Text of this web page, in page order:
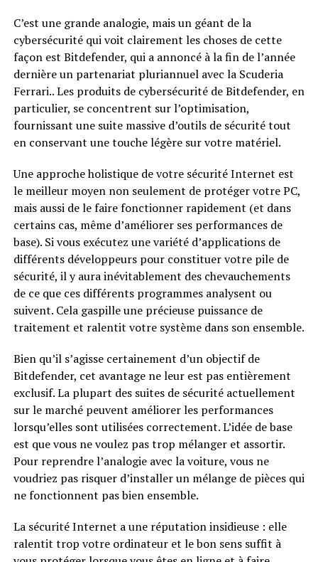
C’est une grande analogie, mais un géant de la
cybersécurité qui voit clairement les choses de cette
façon est Bitdefender, qui a annoncé à la fin de l’année
dernière un partenariat pluriannuel avec la Scuderia
Ferrari.. Les produits de cybersécurité de Bitdefender, en
particulier, se concentrent sur l’optimisation,
fournissant une suite massive d’outils de sécurité tout
en conservant une touche légère sur votre matériel.
Une approche holistique de votre sécurité Internet est
le meilleur moyen non seulement de protéger votre PC,
mais aussi de le faire fonctionner rapidement (et dans
certains cas, même d’améliorer ses performances de
base). Si vous exécutez une variété d’applications de
différents développeurs pour constituer votre pile de
sécurité, il y aura inévitablement des chevauchements
de ce que ces différents programmes analysent ou
suivent. Cela gaspille une précieuse puissance de
traitement et ralentit votre système dans son ensemble.
Bien qu’il s’agisse certainement d’un objectif de
Bitdefender, cet avantage ne leur est pas entièrement
exclusif. La plupart des suites de sécurité actuellement
sur le marché peuvent améliorer les performances
lorsqu’elles sont utilisées correctement. L’idée de base
est que vous ne voulez pas trop mélanger et assortir.
Pour reprendre l’analogie avec la voiture, vous ne
voudriez pas risquer d’installer un mélange de pièces qui
ne fonctionnent pas bien ensemble.
La sécurité Internet a une réputation insidieuse : elle
ralentit trop votre ordinateur et le bon sens suffit à